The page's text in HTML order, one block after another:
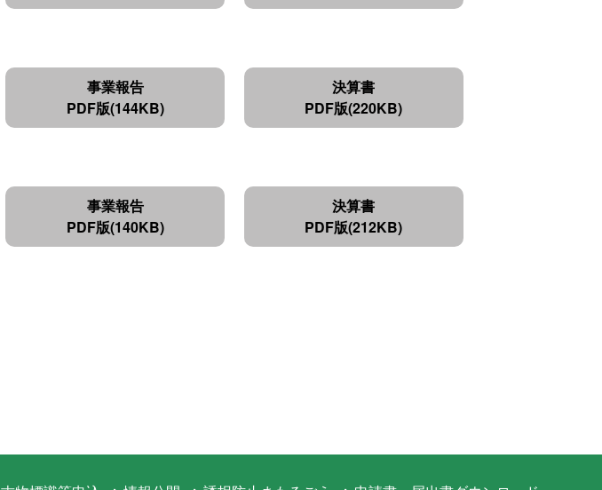
事業報告
PDF版(144KB)
決算書
PDF版(220KB)
事業報告
PDF版(140KB)
決算書
PDF版(212KB)